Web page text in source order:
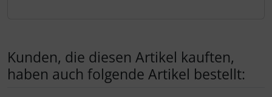
Kunden, die diesen Artikel kauften,
haben auch folgende Artikel bestellt: